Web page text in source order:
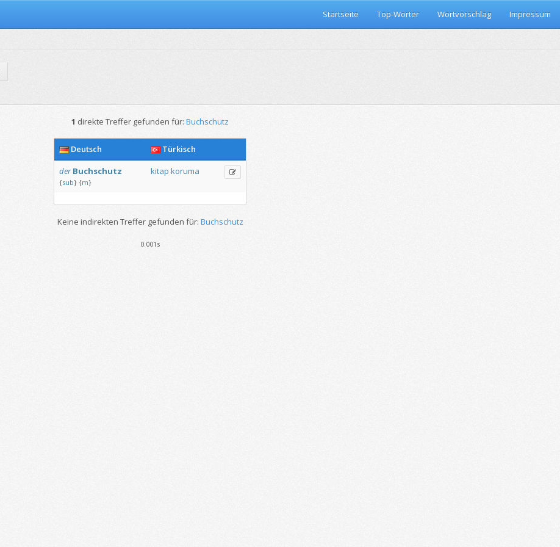
Startseite Top-Wörter Wortvorschlag Impressum
1 direkte Treffer gefunden für: Buchschutz
Deutsch
Türkisch
der Buchschutz
{sub} {m}
kitap koruma
Keine indirekten Treffer gefunden für: Buchschutz
0.001s